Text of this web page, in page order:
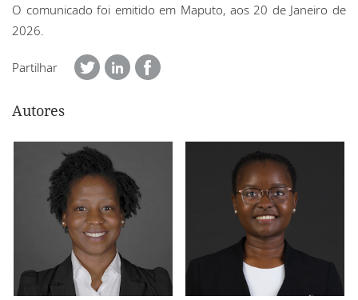
O comunicado foi emitido em Maputo, aos 20 de Janeiro de
2026.
Partilhar
Autores